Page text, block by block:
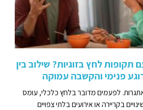
לחץ בזוגיות? שילוב בין
פנימי והקשבה עמוקה
לפעמים מדובר בלחץ כלכלי, עומס
בקריירה או אירועים בלתי צפויים